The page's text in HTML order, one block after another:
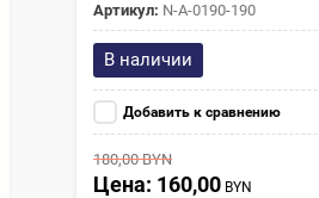
Артикул: N-A-0190-190
В наличии
Добавить к сравнению
180,00BYN
Цена: 160,00 BYN